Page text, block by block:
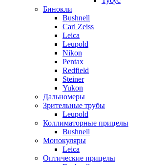
Бинокли
Bushnell
Carl Zeiss
Leica
Leupold
Nikon
Pentax
Redfield
Steiner
Yukon
Дальномеры
Зрительные трубы
Leupold
Коллиматорные прицелы
Bushnell
Монокуляры
Leica
Оптические прицелы